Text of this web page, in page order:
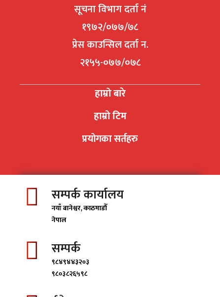
सूचना विभाग दर्ता नं
१९७२/०७७/७८
प्रेस काउन्सिल दर्ता न.
२१५५-०७७/०७८
हाम्रो बारे
हाम्रो टिम
प्रयोगका सर्तहरु
सम्पर्क कार्यालय
नयाँ बानेश्वर, काठमाडाैँ
नेपाल
सम्पर्क
९८४९४४३२०३
९८०३८२६५९८